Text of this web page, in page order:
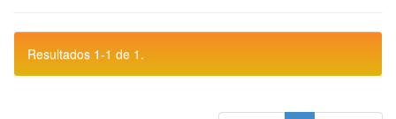
Resultados 1-1 de 1.